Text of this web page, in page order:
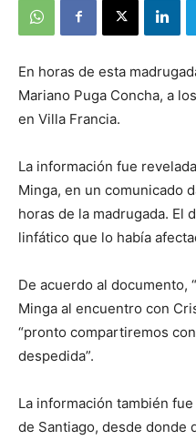
En horas de esta
Mariano Puga Concha, a
en Villa Francia.
La información fue
Minga, en un comunicado
horas de la madrugada. El
linfático que lo había
De acuerdo al documento,
Minga al encuentro con
“pronto compartiremos
despedida”.
La información también
de Santiago, desde donde